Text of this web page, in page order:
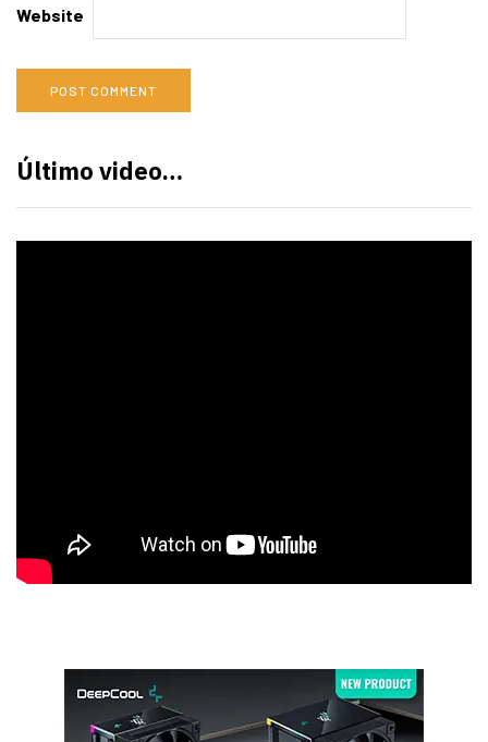
Website
Último video…